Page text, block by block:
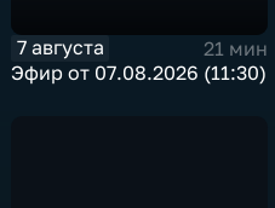
7 августа
21 мин
Эфир от 07.08.2026 (11:30)